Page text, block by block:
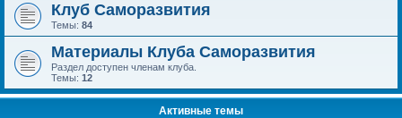
Клуб Саморазвития
Темы: 84
Материалы Клуба Саморазвития
Раздел доступен членам клуба.
Темы: 12
Активные темы